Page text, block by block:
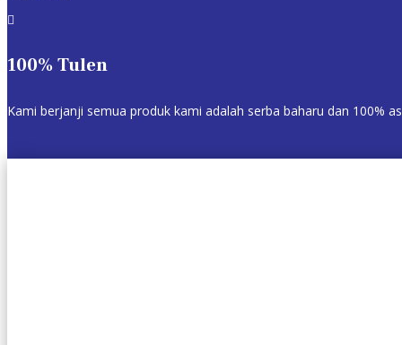

100% Tulen
Kami berjanji semua produk kami adalah serba baharu dan 100%